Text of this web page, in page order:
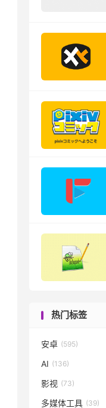
热门标签
安卓 (595)
AI (136)
影视 (73)
多媒体工具 (39)